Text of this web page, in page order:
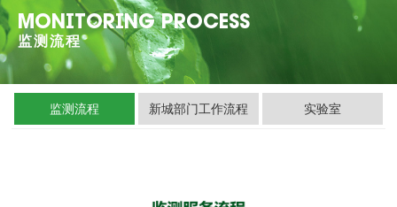
MONITORING PROCESS
监测流程
监测流程 新城部门工作流程 实验室